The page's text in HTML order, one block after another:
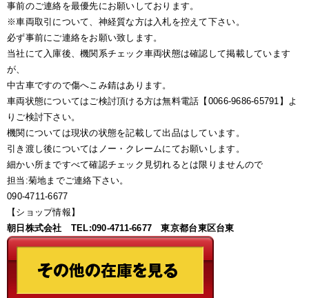
事前のご連絡を最優先にお願いしております。
※車両取引について、神経質な方は入札を控えて下さい。
必ず事前にご連絡をお願い致します。
当社にて入庫後、機関系チェック車両状態は確認して掲載しています
が、
中古車ですので傷へこみ錆はあります。
車両状態についてはご検討頂ける方は無料電話【0066-9686-65791】よ
りご検討下さい。
機関については現状の状態を記載して出品はしています。
引き渡し後についてはノー・クレームにてお願いします。
細かい所まですべて確認チェック見切れるとは限りませんので
担当:菊地までご連絡下さい。
090-4711-6677
【ショップ情報】
朝日株式会社 TEL:090-4711-6677 東京都台東区台東